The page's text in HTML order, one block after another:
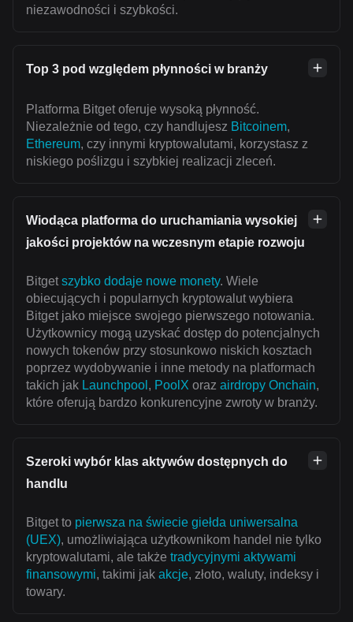
niezawodności i szybkości.
Top 3 pod względem płynności w branży
Platforma Bitget oferuje wysoką płynność.
Niezależnie od tego, czy handlujesz Bitcoinem,
Ethereum, czy innymi kryptowalutami, korzystasz z
niskiego poślizgu i szybkiej realizacji zleceń.
Wiodąca platforma do uruchamiania wysokiej
jakości projektów na wczesnym etapie rozwoju
Bitget szybko dodaje nowe monety. Wiele
obiecujących i popularnych kryptowalut wybiera
Bitget jako miejsce swojego pierwszego notowania.
Użytkownicy mogą uzyskać dostęp do potencjalnych
nowych tokenów przy stosunkowo niskich kosztach
poprzez wydobywanie i inne metody na platformach
takich jak Launchpool , PoolX oraz airdropy Onchain,
które oferują bardzo konkurencyjne zwroty w branży.
Szeroki wybór klas aktywów dostępnych do
handlu
Bitget to pierwsza na świecie giełda uniwersalna
(UEX), umożliwiająca użytkownikom handel nie tylko
kryptowalutami, ale także tradycyjnymi aktywami
finansowymi, takimi jak akcje, złoto, waluty, indeksy i
towary.